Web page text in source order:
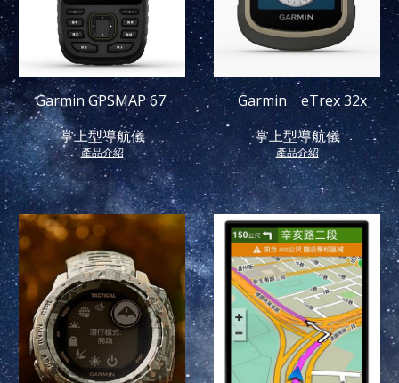
Garmin GPSMAP 67
掌上型導航儀
產品介紹
Garmin eTrex 32x
掌上型導航儀
產品介紹